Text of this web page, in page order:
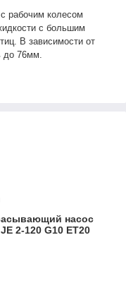
рабочим колесом
с большим
В зависимости от
до 76мм.
насос
2-120 G10 ET20